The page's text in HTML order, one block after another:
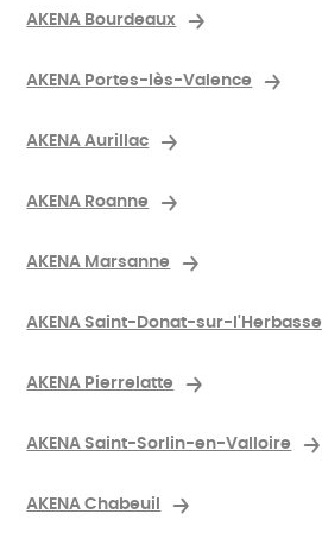
AKENA Bourdeaux
AKENA Portes-lès-Valence
AKENA Aurillac
AKENA Roanne
AKENA Marsanne
AKENA Saint-Donat-sur-l'Herbasse
AKENA Pierrelatte
AKENA Saint-Sorlin-en-Valloire
AKENA Chabeuil